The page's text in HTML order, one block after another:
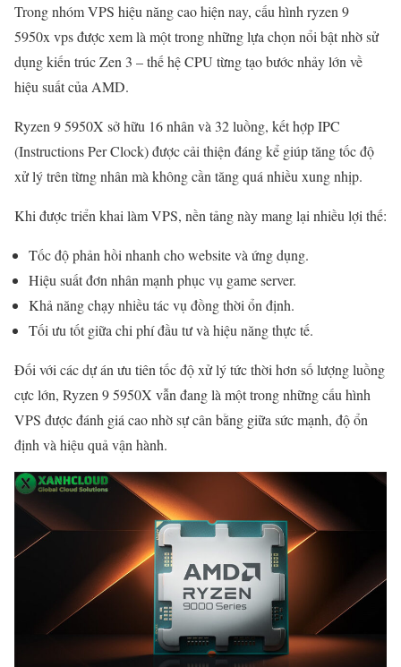
Trong nhóm VPS hiệu năng cao hiện nay, cấu hình ryzen 9
5950x vps được xem là một trong những lựa chọn nổi bật nhờ sử
dụng kiến trúc Zen 3 – thế hệ CPU từng tạo bước nhảy lớn về
hiệu suất của AMD.
Ryzen 9 5950X sở hữu 16 nhân và 32 luồng, kết hợp IPC
(Instructions Per Clock) được cải thiện đáng kể giúp tăng tốc độ
xử lý trên từng nhân mà không cần tăng quá nhiều xung nhịp.
Khi được triển khai làm VPS, nền tảng này mang lại nhiều lợi thế:
Tốc độ phản hồi nhanh cho website và ứng dụng.
Hiệu suất đơn nhân mạnh phục vụ game server.
Khả năng chạy nhiều tác vụ đồng thời ổn định.
Tối ưu tốt giữa chi phí đầu tư và hiệu năng thực tế.
Đối với các dự án ưu tiên tốc độ xử lý tức thời hơn số lượng luồng
cực lớn, Ryzen 9 5950X vẫn đang là một trong những cấu hình
VPS được đánh giá cao nhờ sự cân bằng giữa sức mạnh, độ ổn
định và hiệu quả vận hành.